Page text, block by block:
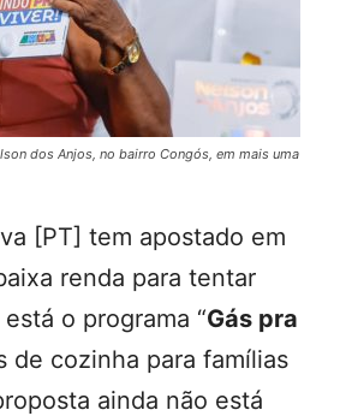
dos Anjos, no bairro Congós, em mais uma
[PT] tem apostado em
renda para tentar
o programa “Gás pra
de cozinha para famílias
ainda não está